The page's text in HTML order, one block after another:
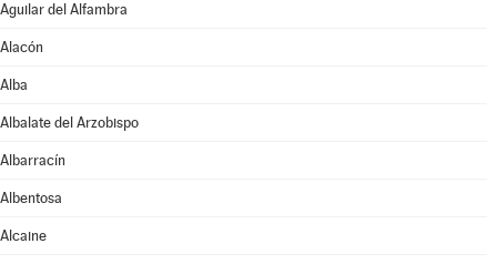
Aguilar del Alfambra
Alacón
Alba
Albalate del Arzobispo
Albarracín
Albentosa
Alcaine